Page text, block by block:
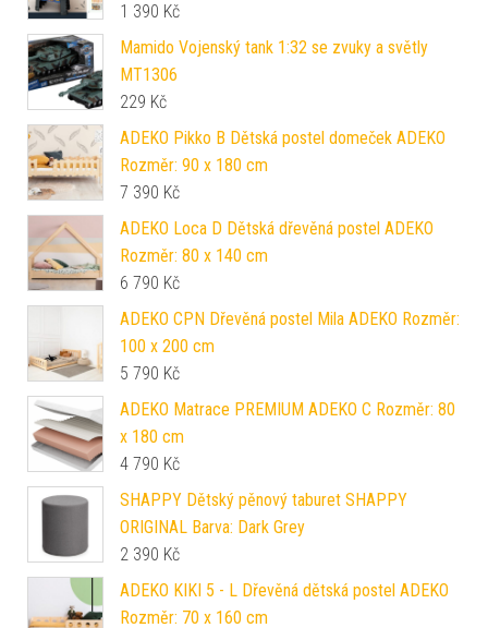
1 390 Kč
Mamido Vojenský tank 1:32 se zvuky a světly
MT1306
229 Kč
ADEKO Pikko B Dětská postel domeček ADEKO
Rozměr: 90 x 180 cm
7 390 Kč
ADEKO Loca D Dětská dřevěná postel ADEKO
Rozměr: 80 x 140 cm
6 790 Kč
ADEKO CPN Dřevěná postel Mila ADEKO Rozměr:
100 x 200 cm
5 790 Kč
ADEKO Matrace PREMIUM ADEKO C Rozměr: 80
x 180 cm
4 790 Kč
SHAPPY Dětský pěnový taburet SHAPPY
ORIGINAL Barva: Dark Grey
2 390 Kč
ADEKO KIKI 5 - L Dřevěná dětská postel ADEKO
Rozměr: 70 x 160 cm